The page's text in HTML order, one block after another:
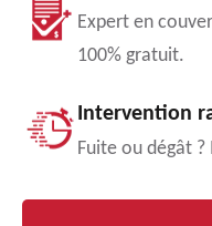
Expert en
100% gratuit.
Intervention
Fuite ou dégât